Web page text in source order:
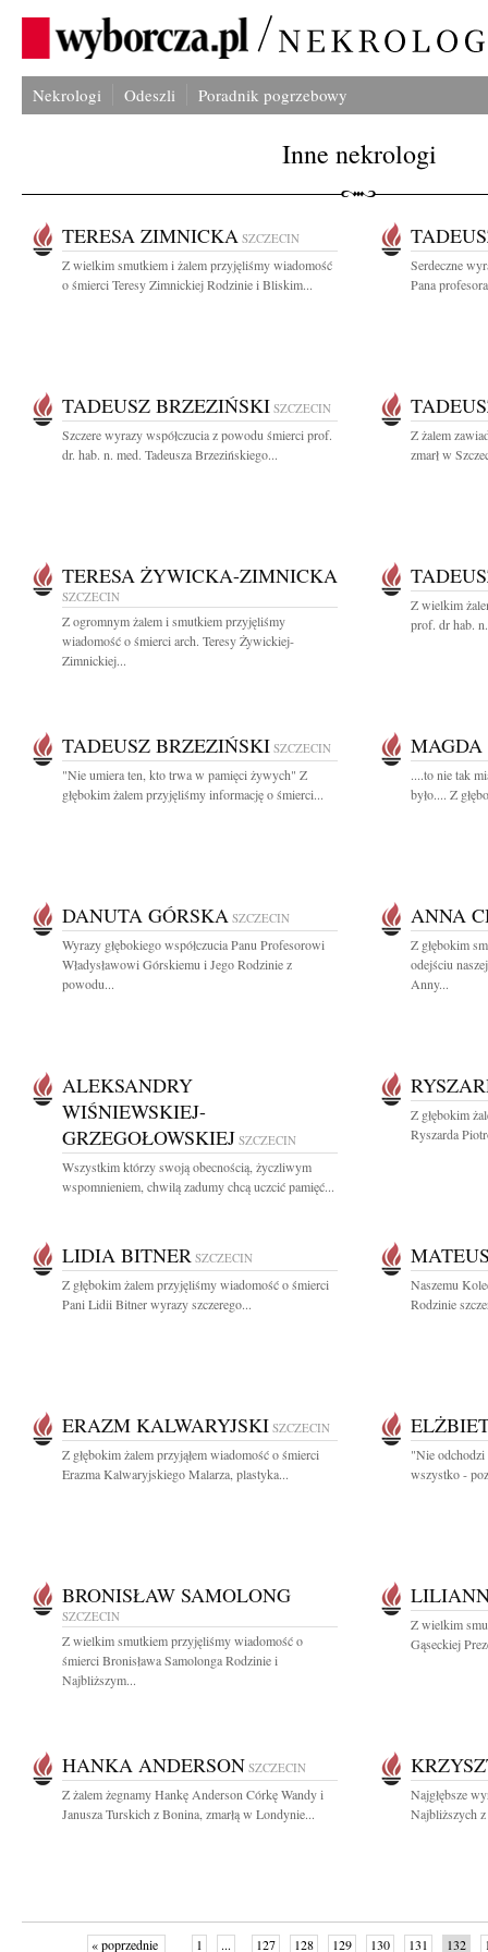
Nekrologi Odeszli Poradnik pogrzebowy
Inne nekrologi
TERESA ZIMNICKA SZCZECIN
Z wielkim smutkiem i żalem przyjęliśmy wiadomość
o śmierci Teresy Zimnickiej Rodzinie i Bliskim...
Serdeczne
Pana
TADEUSZ BRZEZIŃSKI SZCZECIN
Szczere wyrazy współczucia z powodu śmierci prof.
dr. hab. n. med. Tadeusza Brzezińskiego...
Z żalem
zmarł w
TERESA ŻYWICKA-ZIMNICKA
SZCZECIN
Z ogromnym żalem i smutkiem przyjęliśmy
wiadomość o śmierci arch. Teresy Żywickiej-
Zimnickiej...
Z wielkim
prof. dr hab.
TADEUSZ BRZEZIŃSKI SZCZECIN
"Nie umiera ten, kto trwa w pamięci żywych" Z
głębokim żalem przyjęliśmy informację o śmierci...
MAGDA
....to nie tak
było.... Z
DANUTA GÓRSKA SZCZECIN
Wyrazy głębokiego współczucia Panu Profesorowi
Władysławowi Górskiemu i Jego Rodzinie z
powodu...
ANNA
Z głębokim
odejściu
Anny...
ALEKSANDRY
WIŚNIEWSKIEJ-
GRZEGOŁOWSKIEJ SZCZECIN
Wszystkim którzy swoją obecnością, życzliwym
wspomnieniem, chwilą zadumy chcą uczcić pamięć...
Z głębokim
Ryszarda
LIDIA BITNER SZCZECIN
Z głębokim żalem przyjęliśmy wiadomość o śmierci
Pani Lidii Bitner wyrazy szczerego...
Naszemu
Rodzinie
ERAZM KALWARYJSKI SZCZECIN
Z głębokim żalem przyjąłem wiadomość o śmierci
Erazma Kalwaryjskiego Malarza, plastyka...
"Nie odchodzi
wszystko -
BRONISŁAW SAMOLONG
SZCZECIN
Z wielkim smutkiem przyjęliśmy wiadomość o
śmierci Bronisława Samolonga Rodzinie i
Najbliższym...
Z wielkim
Gąseckiej
HANKA ANDERSON SZCZECIN
Z żalem żegnamy Hankę Anderson Córkę Wandy i
Janusza Turskich z Bonina, zmarłą w Londynie...
Najgłębsze
Najbliższych
« poprzednie 1 ... 127 128 129 130 131 132